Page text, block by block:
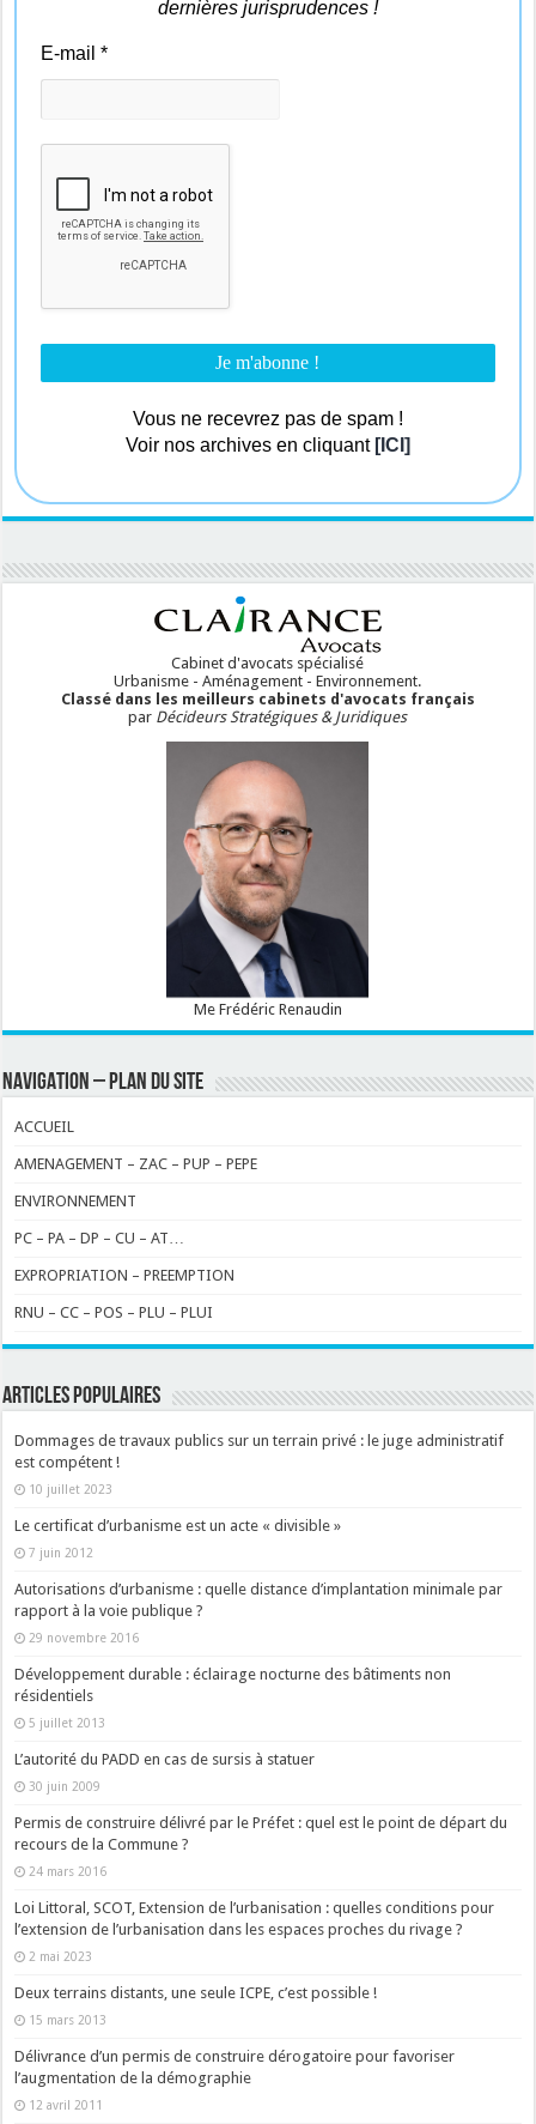
dernières jurisprudences !
E-mail*
Vous ne recevrez pas de spam !
Voir nos archives en cliquant [ICI]
Cabinet d'avocats spécialisé
Urbanisme - Aménagement - Environnement.
Classé dans les meilleurs cabinets d'avocats français
par Décideurs Stratégiques & Juridiques
Me Frédéric Renaudin
NAVIGATION – PLAN DU SITE
ACCUEIL
AMENAGEMENT – ZAC – PUP – PEPE
ENVIRONNEMENT
PC – PA – DP – CU – AT…
EXPROPRIATION – PREEMPTION
RNU – CC – POS – PLU – PLUI
ARTICLES POPULAIRES
Dommages de travaux publics sur un terrain privé : le juge administratif
est compétent !
10 juillet 2023
Le certificat d’urbanisme est un acte « divisible »
7 juin 2012
Autorisations d’urbanisme : quelle distance d’implantation minimale par
rapport à la voie publique ?
29 novembre 2016
Développement durable : éclairage nocturne des bâtiments non
résidentiels
5 juillet 2013
L’autorité du PADD en cas de sursis à statuer
30 juin 2009
Permis de construire délivré par le Préfet : quel est le point de départ du
recours de la Commune ?
24 mars 2016
Loi Littoral, SCOT, Extension de l’urbanisation : quelles conditions pour
l’extension de l’urbanisation dans les espaces proches du rivage ?
2 mai 2023
Deux terrains distants, une seule ICPE, c’est possible !
15 mars 2013
Délivrance d’un permis de construire dérogatoire pour favoriser
l’augmentation de la démographie
12 avril 2011